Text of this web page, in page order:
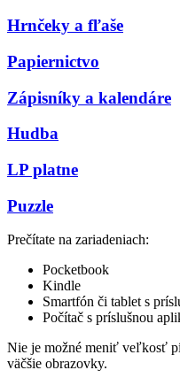
Hrnčeky a fľaše
Papiernictvo
Zápisníky a kalendáre
Hudba
LP platne
Puzzle
Prečítate na zariadeniach:
Pocketbook
Kindle
Smartfón či tablet s
Počítač s príslušnou
Nie je možné meniť veľkosť
väčšie obrazovky.